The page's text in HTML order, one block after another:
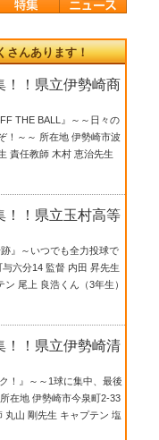
さんあります！
！！県立伊勢崎商
THE BALL』～～日々の
！～～ 所在地 伊勢崎市波
責任教師 木村 恵治先生
！！県立玉村高等
』～いつでも全力投球で
六分14 監督 内田 昇先生
尾上 良浩くん（3年生）
！！県立伊勢崎清
！』～～1球に集中、最後
在地 伊勢崎市今泉町2-33
丸山 剛先生 キャプテン 塩